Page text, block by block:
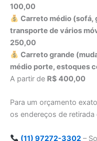
100,00
Carreto médio (sofá,
transporte de vários
250,00
Carreto grande
médio porte, estoques
A partir de R$ 400,00
Para um orçamento
os endereços de
(11) 97272-3302–